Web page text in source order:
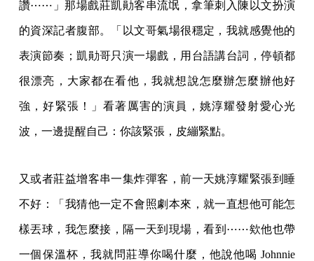
讚⋯⋯」那場戲莊凱勛客串流氓，拿筆刺入陳以文扮演
的資深記者腹部。「以文哥氣場很穩定，我就感覺他的
表演節奏；凱勛哥只演一場戲，用台語講台詞，停頓都
很漂亮，大家都在看他，我就想說怎麼辦怎麼辦他好
強，好緊張！」看著厲害的演員，姚淳耀發射愛心光
波，一邊提醒自己：你該緊張，皮繃緊點。
又或者莊益增客串一集炸彈客，前一天姚淳耀緊張到睡
不好：「我猜他一定不會照劇本來，就一直想他可能怎
樣丟球，我怎麼接，隔一天到現場，看到⋯⋯欸他也帶
一個保溫杯，我就問莊導你喝什麼，他說他喝 Johnnie